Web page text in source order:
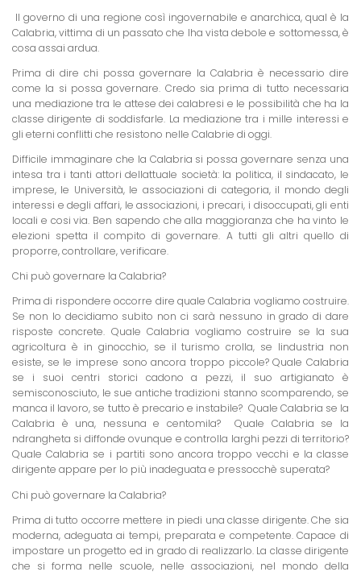
Il governo di una regione così ingovernabile e anarchica, qual è la
Calabria, vittima di un passato che lha vista debole e sottomessa, è
cosa assai ardua.
Prima di dire chi possa governare la Calabria è necessario dire
come la si possa governare. Credo sia prima di tutto necessaria
una mediazione tra le attese dei calabresi e le possibilità che ha la
classe dirigente di soddisfarle. La mediazione tra i mille interessi e
gli eterni conflitti che resistono nelle Calabrie di oggi.
Difficile immaginare che la Calabria si possa governare senza una
intesa tra i tanti attori dellattuale società: la politica, il sindacato, le
imprese, le Università, le associazioni di categoria, il mondo degli
interessi e degli affari, le associazioni, i precari, i disoccupati, gli enti
locali e cosi via. Ben sapendo che alla maggioranza che ha vinto le
elezioni spetta il compito di governare. A tutti gli altri quello di
proporre, controllare, verificare.
Chi può governare la Calabria?
Prima di rispondere occorre dire quale Calabria vogliamo costruire.
Se non lo decidiamo subito non ci sarà nessuno in grado di dare
risposte concrete. Quale Calabria vogliamo costruire se la sua
agricoltura è in ginocchio, se il turismo crolla, se lindustria non
esiste, se le imprese sono ancora troppo piccole? Quale Calabria
se i suoi centri storici cadono a pezzi, il suo artigianato è
semisconosciuto, le sue antiche tradizioni stanno scomparendo, se
manca il lavoro, se tutto è precario e instabile? Quale Calabria se la
Calabria è una, nessuna e centomila?
Quale Calabria se la
ndrangheta si diffonde ovunque e controlla larghi pezzi di territorio?
Quale Calabria se i partiti sono ancora troppo vecchi e la classe
dirigente appare per lo più inadeguata e pressocchè superata?
Chi può governare la Calabria?
Prima di tutto occorre mettere in piedi una classe dirigente. Che sia
moderna, adeguata ai tempi, preparata e competente. Capace di
impostare un progetto ed in grado di realizzarlo. La classe dirigente
che si forma nelle scuole, nelle associazioni, nel mondo della